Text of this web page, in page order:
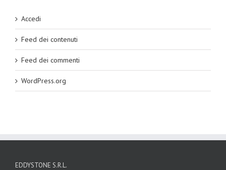
Accedi
Feed dei contenuti
Feed dei commenti
WordPress.org
EDDYSTONE S.R.L.